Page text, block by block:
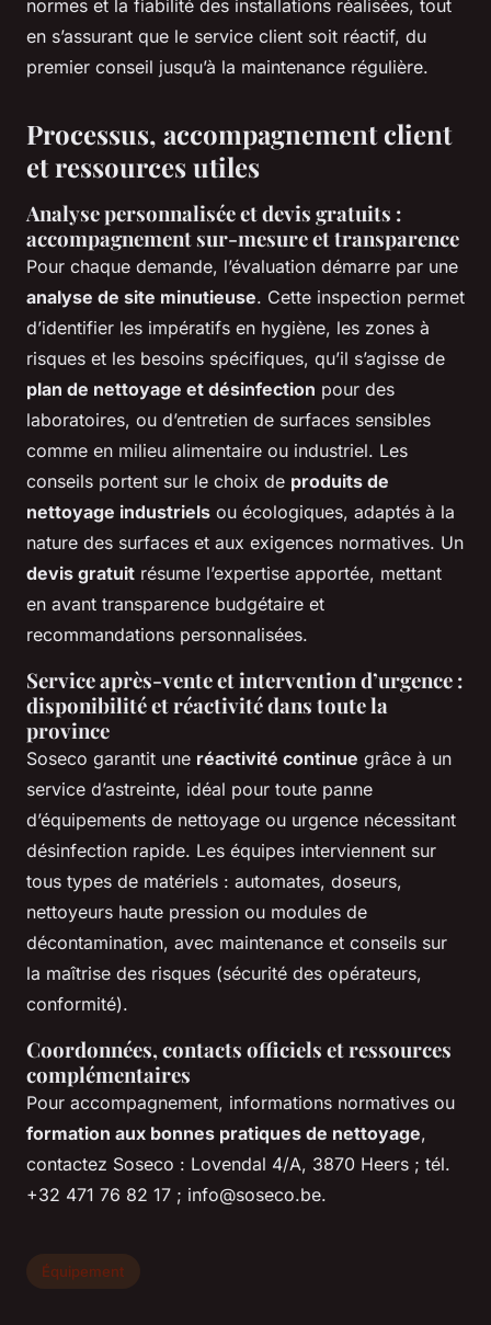
normes et la fiabilité des installations réalisées, tout
en s’assurant que le service client soit réactif, du
premier conseil jusqu’à la maintenance régulière.
Processus, accompagnement client
et ressources utiles
Analyse personnalisée et devis gratuits :
accompagnement sur-mesure et transparence
Pour chaque demande, l’évaluation démarre par une
analyse de site minutieuse. Cette inspection permet
d’identifier les impératifs en hygiène, les zones à
risques et les besoins spécifiques, qu’il s’agisse de
plan de nettoyage et désinfection pour des
laboratoires, ou d’entretien de surfaces sensibles
comme en milieu alimentaire ou industriel. Les
conseils portent sur le choix de produits de
nettoyage industriels ou écologiques, adaptés à la
nature des surfaces et aux exigences normatives. Un
devis gratuit résume l’expertise apportée, mettant
en avant transparence budgétaire et
recommandations personnalisées.
Service après-vente et intervention d’urgence :
disponibilité et réactivité dans toute la
province
Soseco garantit une réactivité continue grâce à un
service d’astreinte, idéal pour toute panne
d’équipements de nettoyage ou urgence nécessitant
désinfection rapide. Les équipes interviennent sur
tous types de matériels : automates, doseurs,
nettoyeurs haute pression ou modules de
décontamination, avec maintenance et conseils sur
la maîtrise des risques (sécurité des opérateurs,
conformité).
Coordonnées, contacts officiels et ressources
complémentaires
Pour accompagnement, informations normatives ou
formation aux bonnes pratiques de nettoyage,
contactez Soseco : Lovendal 4/A, 3870 Heers ; tél.
+32 471 76 82 17 ; info@soseco.be.
Équipement